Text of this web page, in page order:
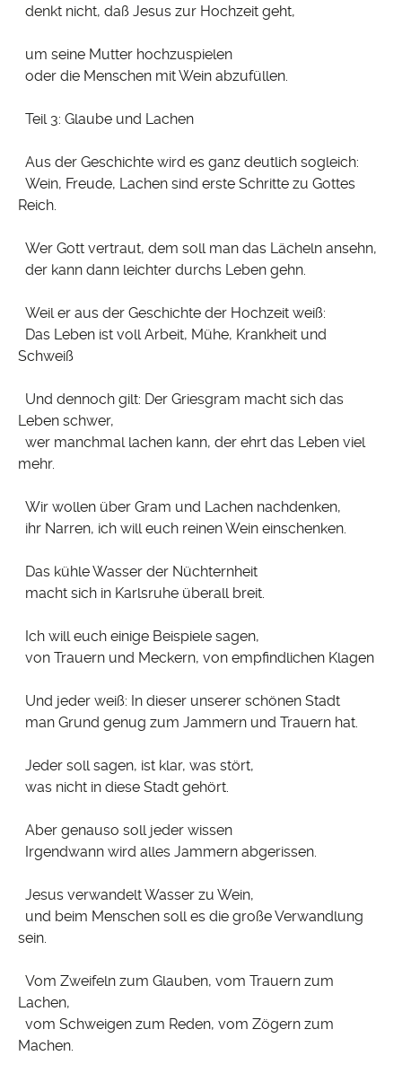
denkt nicht, daß Jesus zur Hochzeit geht,
um seine Mutter hochzuspielen
oder die Menschen mit Wein abzufüllen.
Teil 3: Glaube und Lachen
Aus der Geschichte wird es ganz deutlich sogleich:
Wein, Freude, Lachen sind erste Schritte zu Gottes
Reich.
Wer Gott vertraut, dem soll man das Lächeln ansehn,
der kann dann leichter durchs Leben gehn.
Weil er aus der Geschichte der Hochzeit weiß:
Das Leben ist voll Arbeit, Mühe, Krankheit und
Schweiß
Und dennoch gilt: Der Griesgram macht sich das
Leben schwer,
wer manchmal lachen kann, der ehrt das Leben viel
mehr.
Wir wollen über Gram und Lachen nachdenken,
ihr Narren, ich will euch reinen Wein einschenken.
Das kühle Wasser der Nüchternheit
macht sich in Karlsruhe überall breit.
Ich will euch einige Beispiele sagen,
von Trauern und Meckern, von empfindlichen Klagen
Und jeder weiß: In dieser unserer schönen Stadt
man Grund genug zum Jammern und Trauern hat.
Jeder soll sagen, ist klar, was stört,
was nicht in diese Stadt gehört.
Aber genauso soll jeder wissen
Irgendwann wird alles Jammern abgerissen.
Jesus verwandelt Wasser zu Wein,
und beim Menschen soll es die große Verwandlung
sein.
Vom Zweifeln zum Glauben, vom Trauern zum
Lachen,
vom Schweigen zum Reden, vom Zögern zum
Machen.